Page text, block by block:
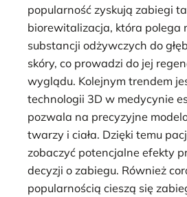
popularność zyskują zabiegi
biorewitalizacja, która polega
substancji odżywczych do
skóry, co prowadzi do jej
wyglądu. Kolejnym trendem
technologii 3D w medycynie
pozwala na precyzyjne
twarzy i ciała. Dzięki temu
zobaczyć potencjalne efekty
decyzji o zabiegu. Również
popularnością cieszą się